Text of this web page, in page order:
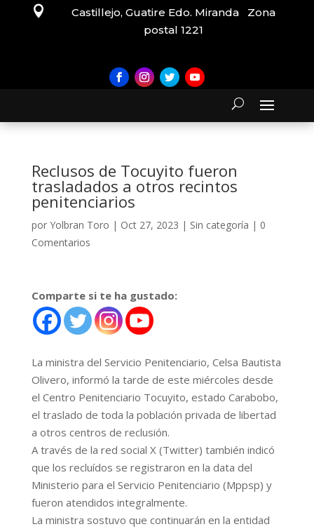

Castillejo, Guatire Edo. Miranda Zona
postal 1221
Reclusos de Tocuyito fueron
trasladados a otros recintos
penitenciarios
por Yolbran Toro | Oct 27, 2023 | Sin categoría | 0
Comentarios
Comparte si te ha gustado:
La ministra del Servicio Penitenciario, Celsa Bautista
Olivero, informó la tarde de este miércoles desde
el Centro Penitenciario Tocuyito, estado Carabobo,
el traslado de toda la población privada de libertad
a otros centros de reclusión.
A través de la red social X (Twitter) también indicó
que los recluídos se registraron en la data del
Ministerio para el Servicio Penitenciario (Mppsp) y
fueron atendidos integralmente.
La ministra sostuvo que continuarán en la entidad